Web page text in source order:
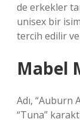
de erkekler
unisex bir
tercih edilir ve
Mabel
Adı, “Auburn
“Tuna”